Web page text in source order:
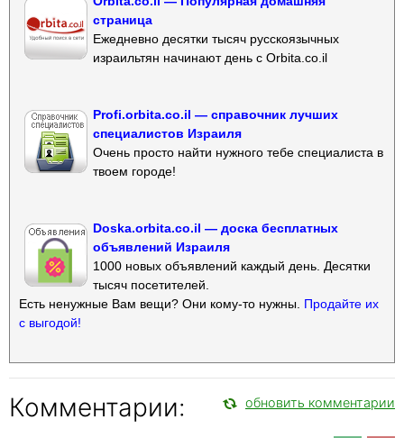
страница
Ежедневно десятки тысяч русскоязычных
израильтян начинают день с Orbita.co.il
Profi.orbita.co.il — справочник лучших
специалистов Израиля
Очень просто найти нужного тебе специалиста в
твоем городе!
Doska.orbita.co.il — доска бесплатных
объявлений Израиля
1000 новых объявлений каждый день. Десятки
тысяч посетителей.
Есть ненужные Вам вещи? Они кому-то нужны. Продайте их
с выгодой!
Комментарии: обновить комментарии